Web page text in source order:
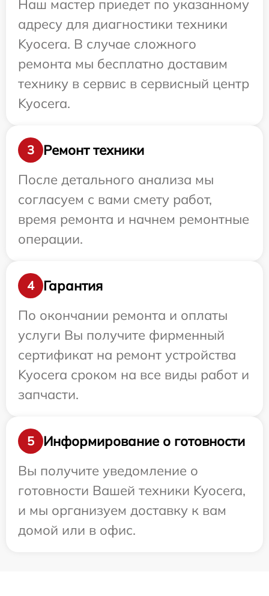
Наш мастер приедет по указанному
адресу для диагностики техники
Kyocera. В случае сложного
ремонта мы бесплатно доставим
технику в сервис в сервисный центр
Kyocera.
3
Ремонт техники
После детального анализа мы
согласуем с вами смету работ,
время ремонта и начнем ремонтные
операции.
4
Гарантия
По окончании ремонта и оплаты
услуги Вы получите фирменный
сертификат на ремонт устройства
Kyocera сроком на все виды работ и
запчасти.
5
Информирование о готовности
Вы получите уведомление о
готовности Вашей техники Kyocera,
и мы организуем доставку к вам
домой или в офис.